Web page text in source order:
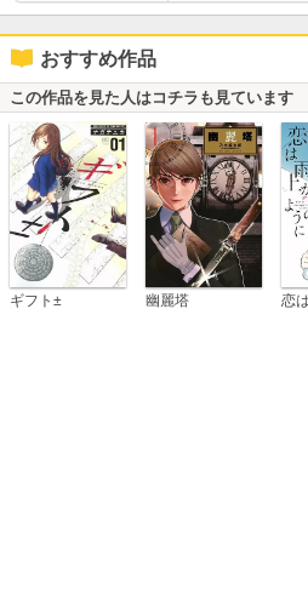
おすすめ作品
この作品を見た人はコチラも見ています
ギフト± 幽麗塔